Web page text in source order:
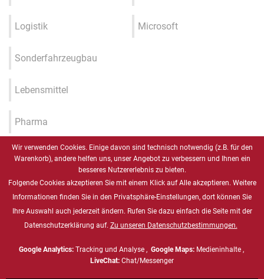
Logistik
Sonderfahrzeugbau
Lebensmittel
Pharma
Industrie 4.0 / IIOT / Smart
Gesundheitswesen
Marine
Energie & Chemie, ATEX
Microsoft
Wir verwenden Cookies. Einige davon sind technisch notwendig (z.B. für den
Warenkorb), andere helfen uns, unser Angebot zu verbessern und Ihnen ein
besseres Nutzererlebnis zu bieten.
Folgende Cookies akzeptieren Sie mit einem Klick auf Alle akzeptieren. Weitere
Informationen finden Sie in den Privatsphäre-Einstellungen, dort können Sie
Ihre Auswahl auch jederzeit ändern. Rufen Sie dazu einfach die Seite mit der
Datenschutzerklärung auf. Zu unseren Datenschutzbestimmungen.
Google Analytics:Tracking und Analyse , Google Maps:Medieninhalte ,
LiveChat: Chat/Messenger